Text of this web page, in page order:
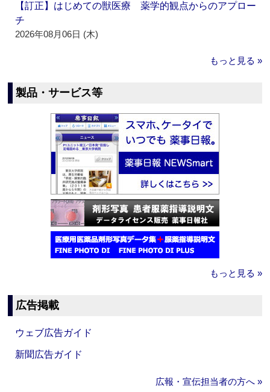
【訂正】はじめての獣医療 薬学的観点からのアプロー
チ
2026年08月06日 (木)
もっと見る »
製品・サービス等
もっと見る »
広告掲載
ウェブ広告ガイド
新聞広告ガイド
広報・宣伝担当者の方へ »